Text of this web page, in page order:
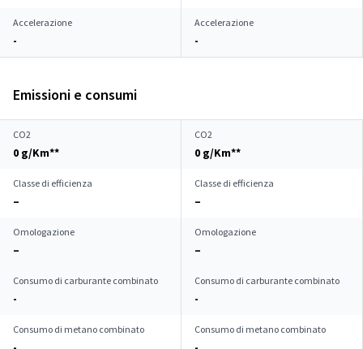
Accelerazione
-
Accelerazione
-
Emissioni e consumi
CO2
0 g/Km**
CO2
0 g/Km**
Classe di efficienza
–
Classe di efficienza
–
Omologazione
–
Omologazione
–
Consumo di carburante combinato
-
Consumo di carburante combinato
-
Consumo di metano combinato Consumo di metano combinato